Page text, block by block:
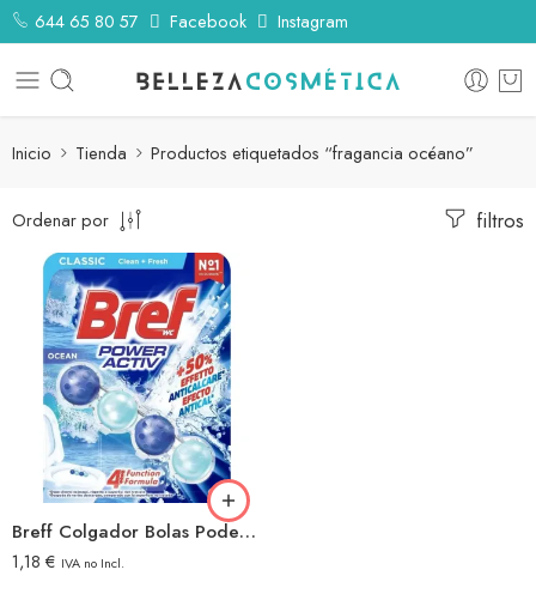
644 65 80 57 Facebook Instagram
Inicio Tienda Productos etiquetados “fragancia océano”
filtros
Ordenar por
Breff Colgador Bolas Poder Activo 50gr Oceano
1,18 € IVA no Incl.